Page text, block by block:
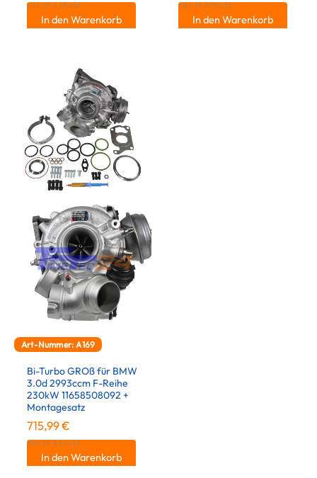
inkl. 19 % MwSt.
In den Warenkorb
inkl. 19 % MwSt.
In den Warenkorb
Art-Nummer: A169
Bi-Turbo GROß für BMW
3.0d 2993ccm F-Reihe
230kW 11658508092 +
Montagesatz
715,99€
inkl. 19 % MwSt.
In den Warenkorb